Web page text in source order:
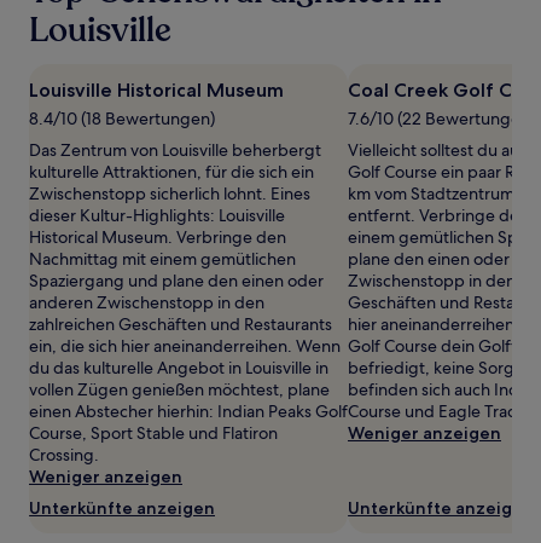
einen
Aufenthalt
1 Übernachtung
2 Erwachsenen
gefunden
wurde.
Preise
und
Verfügbarkeiten
können
sich
ändern.
Es
können
zusätzliche
Bedingungen
gelten.
Louisville
Louisville Historical Museum
8.4/10 (18 Bewertungen)
Das Zentrum von Louisville beherbergt
kulturelle Attraktionen, für die sich ein
Zwischenstopp sicherlich lohnt. Eines
dieser Kultur-Highlights: Louisville
Historical Museum. Verbringe den
Nachmittag mit einem gemütlichen
Spaziergang und plane den einen oder
anderen Zwischenstopp in den
zahlreichen Geschäften und Restaurants
ein, die sich hier aneinanderreihen. Wenn
du das kulturelle Angebot in Louisville in
vollen Zügen genießen möchtest, plane
einen Abstecher hierhin: Indian Peaks Golf
Course, Sport Stable und Flatiron
Crossing.
Weniger anzeigen
Unterkünfte anzeigen
Coal Creek Golf
7.6/10 (22 Bewertungen)
Vielleicht solltest du auf
Golf Course ein paar
km vom Stadtzentrum
entfernt. Verbringe den
einem gemütlichen
plane den einen oder
Zwischenstopp in den
Geschäften und
hier aneinanderreihen.
Golf Course dein
befriedigt, keine Sorge:
befinden sich auch
Course und Eagle Trace
Weniger anzeigen
Unterkünfte anzeigen